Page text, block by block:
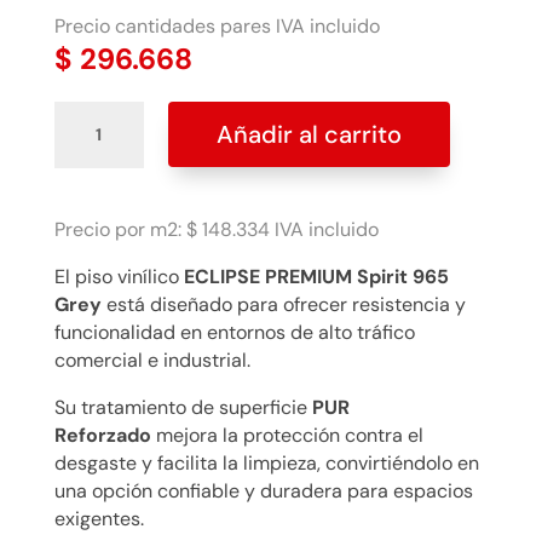
Precio cantidades pares IVA incluido
$ 296.668
Homogéneo
Spirit
Grey
$
148.334
cantidad
Añadir al carrito
Precio por m2: $ 148.334 IVA incluido
El piso vinílico ECLIPSE PREMIUM Spirit 965
Grey está diseñado para ofrecer resistencia y
funcionalidad en entornos de alto tráfico
comercial e industrial.
Su tratamiento de superficie PUR
Reforzado mejora la protección contra el
desgaste y facilita la limpieza, convirtiéndolo en
una opción confiable y duradera para espacios
exigentes.